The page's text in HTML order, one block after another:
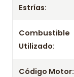
Estrías:
Combustible
Utilizado:
Código Motor: